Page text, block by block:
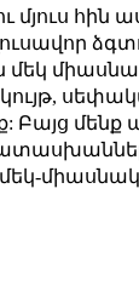
մյուս
մեկ
մենք
մեկ-